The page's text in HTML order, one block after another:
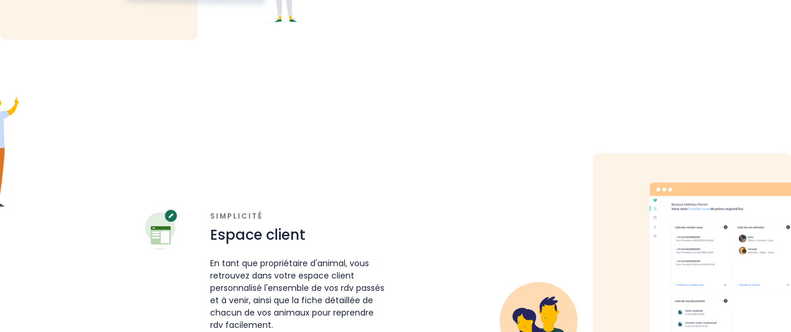
SIMPLICITÉ
Espace client
En tant que propriétaire d'animal, vous
retrouvez dans votre espace client
personnalisé l'ensemble de vos rdv passés
et à venir, ainsi que la fiche détaillée de
chacun de vos animaux pour reprendre
rdv facilement.